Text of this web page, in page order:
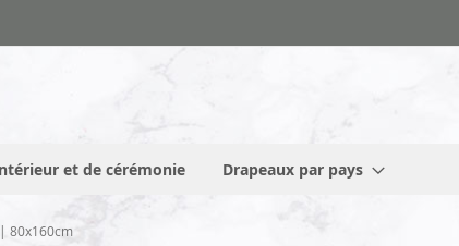
et de cérémonie Drapeaux par pays
80x160cm